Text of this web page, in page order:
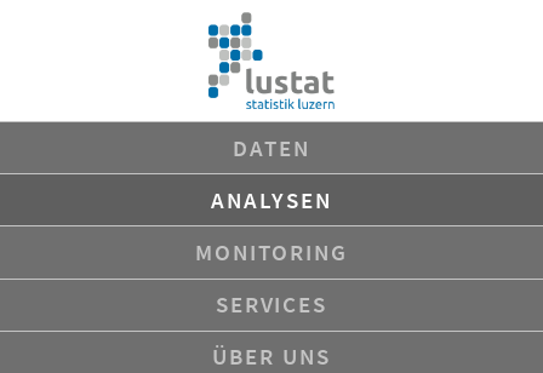
DATEN
ANALYSEN
MONITORING
SERVICES
ÜBER UNS